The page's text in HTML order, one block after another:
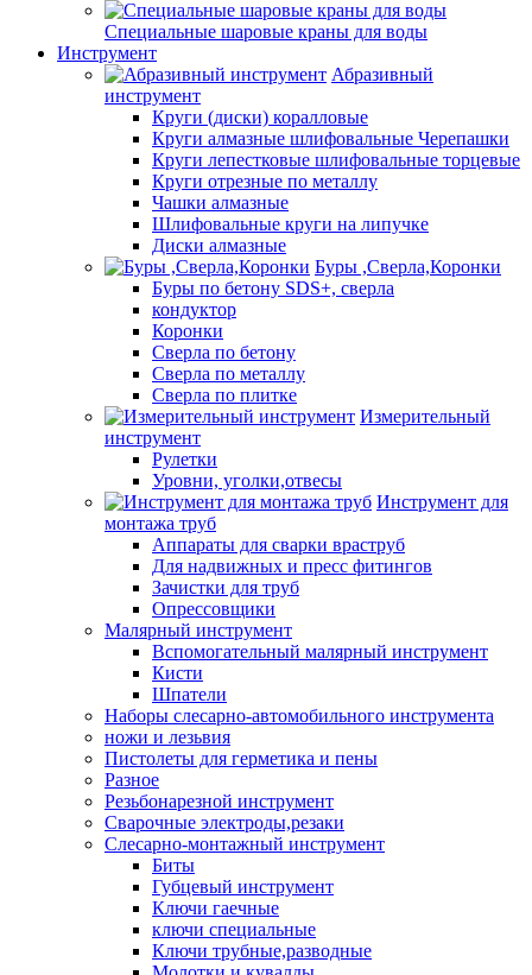
Специальные шаровые краны для воды
Инструмент
Абразивный
инструмент
Круги (диски) коралловые
Круги алмазные шлифовальные Черепашки
Круги лепестковые шлифовальные торцевые
Круги отрезные по металлу
Чашки алмазные
Шлифовальные круги на липучке
Диски алмазные
Буры ,Сверла,Коронки
Буры по бетону SDS+, сверла
кондуктор
Коронки
Сверла по бетону
Сверла по металлу
Сверла по плитке
Измерительный
инструмент
Рулетки
Уровни, уголки,отвесы
Инструмент для
монтажа труб
Аппараты для сварки враструб
Для надвижных и пресс фитингов
Зачистки для труб
Опрессовщики
Малярный инструмент
Вспомогательный малярный инструмент
Кисти
Шпатели
Наборы слесарно-автомобильного инструмента
ножи и лезьвия
Пистолеты для герметика и пены
Разное
Резьбонарезной инструмент
Сварочные электроды,резаки
Слесарно-монтажный инструмент
Биты
Губцевый инструмент
Ключи гаечные
ключи специальные
Ключи трубные,разводные